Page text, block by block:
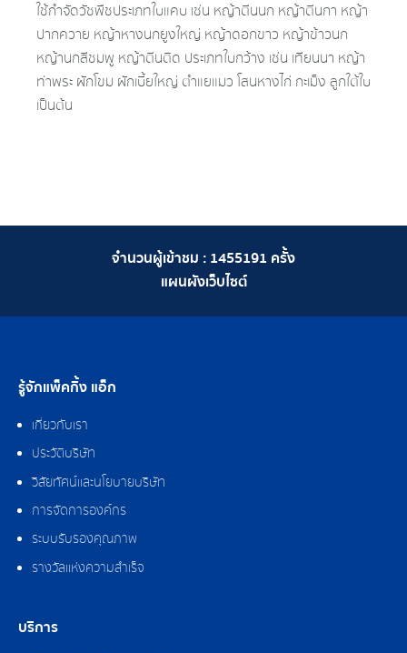
ใช้กำจัดวัชพืชประเภทใบแคบ เช่น หญ้าตีนนก หญ้าตีนกา หญ้า
ปากควาย หญ้าหางนกยูงใหญ่ หญ้าดอกขาว หญ้าข้าวนก
หญ้านกสีชมพู หญ้าตีนติด ประเภทใบกว้าง เช่น เทียนนา หญ้า
ท่าพระ ผักโขม ผักเบี้ยใหญ่ ตำแยแมว โสนหางไก่ กะเม็ง ลูกใต้ใบ
เป็นต้น
จำนวนผู้เข้าชม : 1455191 ครั้ง
แผนผังเว็บไซต์
รู้จักแพ็คกิ้ง แอ็ก
เกี่ยวกับเรา
ประวัติบริษัท
วิสัยทัศน์และนโยบายบริษัท
การจัดการองค์กร
ระบบรับรองคุณภาพ
รางวัลแห่งความสำเร็จ
บริการ